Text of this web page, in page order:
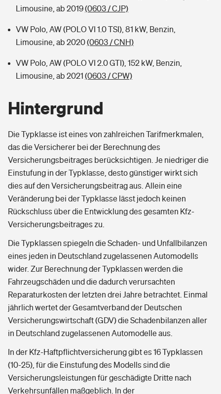
Limousine, ab 2019(0603 / CJP)
VW Polo, AW (POLO VI 1.0 TSI), 81 kW, Benzin,
Limousine, ab 2020(0603 / CNH)
VW Polo, AW (POLO VI 2.0 GTI), 152 kW, Benzin,
Limousine, ab 2021 (0603 / CPW)
Hintergrund
Die Typklasse ist eines von zahlreichen Tarifmerkmalen,
das die Versicherer bei der Berechnung des
Versicherungsbeitrages berücksichtigen. Je niedriger die
Einstufung in der Typklasse, desto günstiger wirkt sich
dies auf den Versicherungsbeitrag aus. Allein eine
Veränderung bei der Typklasse lässt jedoch keinen
Rückschluss über die Entwicklung des gesamten Kfz-
Versicherungsbeitrages zu.
Die Typklassen spiegeln die Schaden- und Unfallbilanzen
eines jeden in Deutschland zugelassenen Automodells
wider. Zur Berechnung der Typklassen werden die
Fahrzeugschäden und die dadurch verursachten
Reparaturkosten der letzten drei Jahre betrachtet. Einmal
jährlich wertet der Gesamtverband der Deutschen
Versicherungswirtschaft (GDV) die Schadenbilanzen aller
in Deutschland zugelassenen Automodelle aus.
In der Kfz-Haftpflichtversicherung gibt es 16 Typklassen
(10-25), für die Einstufung des Modells sind die
Versicherungsleistungen für geschädigte Dritte nach
Verkehrsunfällen maßgeblich. In der